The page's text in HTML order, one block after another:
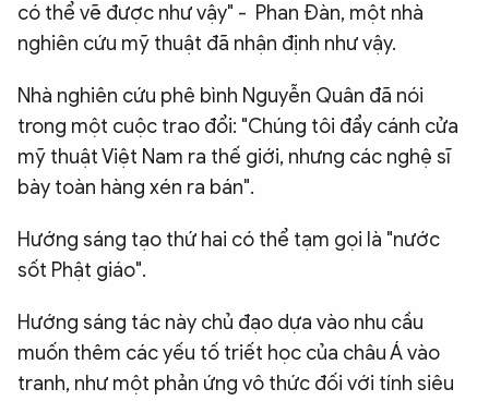
có thể vẽ được như vậy" - Phan Đàn, một nhà
nghiên cứu mỹ thuật đã nhận định như vậy.
Nhà nghiên cứu phê bình Nguyễn Quân đã nói
trong một cuộc trao đổi: "Chúng tôi đẩy cánh cửa
mỹ thuật Việt Nam ra thế giới, nhưng các nghệ sĩ
bày toàn hàng xén ra bán".
Hướng sáng tạo thứ hai có thể tạm gọi là "nước
sốt Phật giáo".
Hướng sáng tác này chủ đạo dựa vào nhu cầu
muốn thêm các yếu tố triết học của châu Á vào
tranh, như một phản ứng vô thức đối với tính siêu